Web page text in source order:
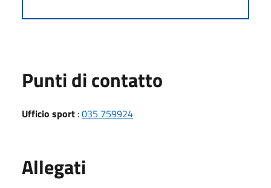
Punti di contatto
Ufficio sport :035 759924
Allegati